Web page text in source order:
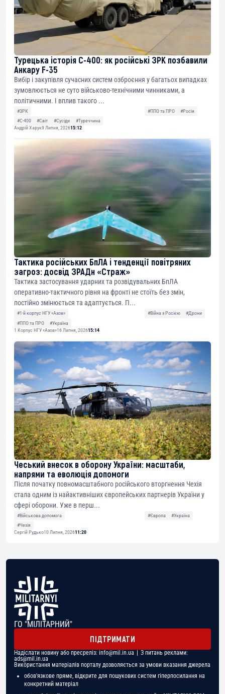
Турецька історія С-400: як російські ЗРК позбавили
Анкару F-35
Вибір і закупівля сучасних систем озброєння у багатьох випадках
зумовлюється не суто військово-технічними чинниками, а
політичними. І вплив такого ...
#ЗРК #ППО та ПРО
#Росія
#С-400
#Світ #Сусіди
#Туреччина
Андрій Харук9 Липня, 202615:12
Тактика російських БпЛА і тенденції повітряних
загроз: досвід ЗРАДн «Страж»
Тактика застосування ударних та розвідувальних БпЛА
оперативно-тактичного рівня на фронті не стоїть без змін,
постійно змінюється та адаптується. П...
#1-й корпус НГУ «Азов» #Війна з Росією
#Дрони
#ППО та ПРО
#Україна
1 Корпус НГУ «Азов»16 Липня, 202615:14
Чеський внесок в оборону України: масштаби,
напрями та еволюція допомоги
Після початку повномасштабного російського вторгнення Чехія
стала одним із найактивніших європейських партнерів України у
сфері оборони. Уже в перш...
#Військова допомога #Європа
#Україна
#Чехія
Сергій Рудько10 Липня, 202611:20
ГО "МІЛІТАРНИЙ"
ПІДТРИМАТИ
Надіслати новину або пресреліз: info@mil.in.ua | З питань реклами:
ads@mil.in.ua
Використання матеріалів порталу дозволяється за умови вказання джерела
обов'язкове пряме, відкрите для пошукових систем гіперпосилання на
конкретний матеріал